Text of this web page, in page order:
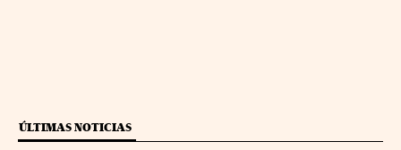
ÚLTIMAS NOTICIAS